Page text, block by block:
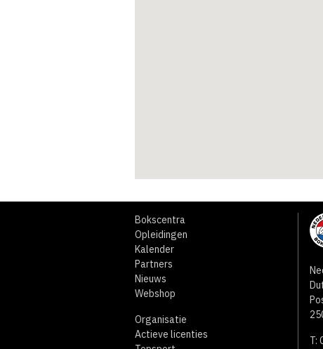
Bokscentra
Opleidingen
Kalender
Partners
Nieuws
Webshop
Organisatie
Actieve licenties
T: